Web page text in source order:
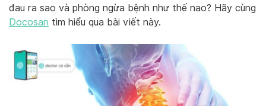
đau ra sao và phòng ngừa bệnh như thế nao? Hãy cùng
Docosan tìm hiểu qua bài viết này.